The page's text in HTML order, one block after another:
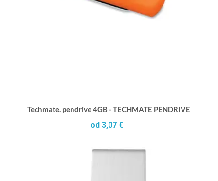
Techmate. pendrive 4GB - TECHMATE PENDRIVE
od 3,07 €